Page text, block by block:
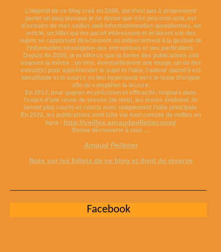
L’objectif de ce blog créé en 2006, qui n’est pas à proprement
parler un blog puisque je ne donne que très peu mon avis, est
d’extraire de mes veilles web informationnelles quotidiennes, un
article, un billet qui me parait intéressant et éclairant sur des
sujets se rapportant directement ou indirectement à la gestion de
l’information stratégique des entreprises et des particuliers.
Depuis fin 2009, je m’efforce que la forme des publications soit
toujours la même ; un titre, éventuellement une image, un ou des
extrait(s) pour appréhender le sujet et l’idée, l’auteur quand il est
identifiable et la source en lien hypertexte vers le texte d’origine
afin de compléter la lecture.
En 2012, pour gagner en précision et efficacité, toujours dans
l’esprit d’une revue de presse (de web), les textes évoluent, ils
seront plus courts et concis avec uniquement l’idée principale.
En 2022, les publications sont faite via mon compte de veilles en
ligne : http://veilles.arnaudpelletier.com/
Bonne découverte à tous …
Arnaud Pelletier
Note sur les billets de ce blog et droit de réserve
Facebook